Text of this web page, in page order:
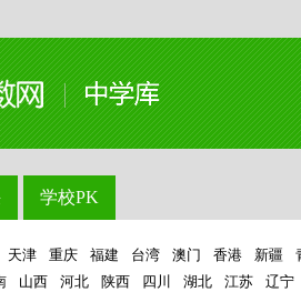
学校PK
天津 重庆 福建 台湾 澳门 香港 新疆
山西 河北 陕西 四川 湖北 江苏 辽宁